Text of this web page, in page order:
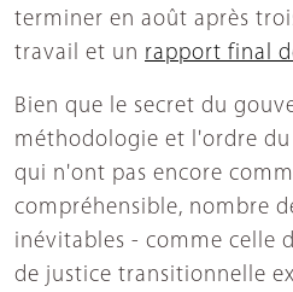
terminer en août après
travail et un rapport final
Bien que le secret du
méthodologie et l'ordre
qui n'ont pas encore
compréhensible, nombre
inévitables - comme celle
de justice transitionnelle